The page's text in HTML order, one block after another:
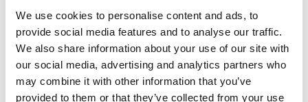
We use cookies to personalise content and ads, to
provide social media features and to analyse our traffic.
We also share information about your use of our site with
our social media, advertising and analytics partners who
may combine it with other information that you’ve
provided to them or that they’ve collected from your use
soutien massif en provenance de groupes issus de la
société civile augmente vraiment les chances
d’adoption de ce texte de loi, ce qui donne du baume
au cœur à la lutte contre la violence basée sur le genre
en Indonésie.